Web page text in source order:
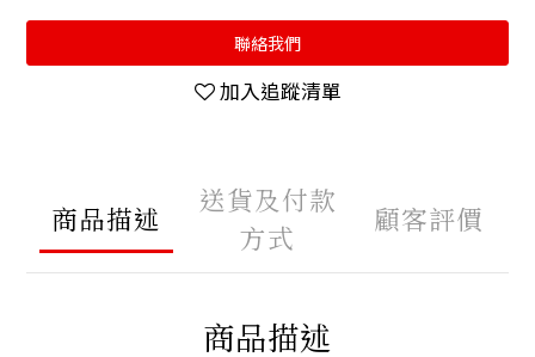
聯絡我們
加入追蹤清單
商品描述
送貨及付款
方式
顧客評價
商品描述